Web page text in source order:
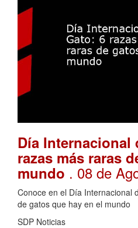
Día Internacional
razas más raras
mundo . 08 de
Conoce en el Día Internacional
de gatos que hay en el mundo
SDP Noticias